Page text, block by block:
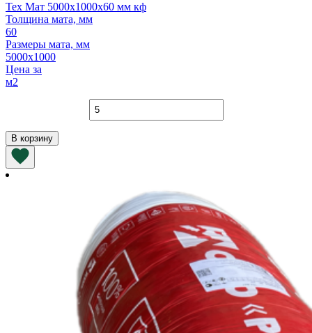
Тех Мат 5000х1000х60 мм кф
Толщина мата, мм
60
Размеры мата, мм
5000х1000
Цена за
м2
Количество
товара
В корзину